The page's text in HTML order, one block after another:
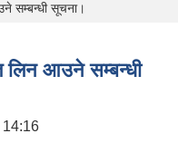
सम्बन्धी सूचना।
लिन आउने सम्बन्धी
14:16